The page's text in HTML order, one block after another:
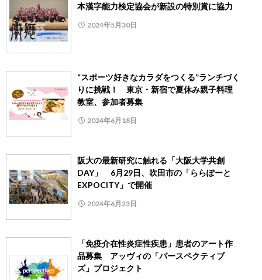
本漢字能力検定協会が新設の特別賞に協力
2024年5月30日
“スポーツ好きなカラダをつくる”ランチづく
りに挑戦！ 東京・新宿で夏休み親子料理
教室、参加者募集
2024年6月18日
阪大の最新研究に触れる「大阪大学共創
DAY」 6月29日、吹田市の「ららぽーと
EXPOCITY」で開催
2024年6月23日
「免疫介在性炎症性疾患」患者のアート作
品募集 アッヴィの「パースペクティブ
ズ」プロジェクト